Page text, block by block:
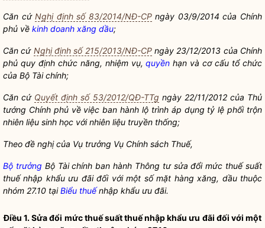
Căn cứNghị định số 83/2014/NĐ-CPngày 03/9/2014 của Chính
phủ về kinh doanh xăng dầu;
Căn cứ Nghị định số 215/2013/NĐ-CPngày 23/12/2013 của Chính
phủ quy định chức năng, nhiệm vụ,quyền hạn và cơ cấu tổ chức
của Bộ Tài chính;
Căn cứ Quyết định số 53/2012/QĐ-TTg ngày 22/11/2012 của Thủ
tướng Chính phủ về việc ban hành lộ trình áp dụng tỷ lệ phối trộn
nhiên liệu sinh học với nhiên liệu truyền thống;
Theo đề nghị của Vụ trưởng Vụ Chính sách Thuế,
Bộ trưởng Bộ Tài chính ban hành Thông tư sửa đổi mức thuế suất
thuế nhập khẩu ưu đãi đối với một số mặt hàng xăng, dầu thuộc
nhóm 27.10 tạiBiểu thuếnhập khẩu ưu đãi.
Điều 1. Sửa đổi mức thuế suất thuế nhập khẩu ưu đãi đối với một